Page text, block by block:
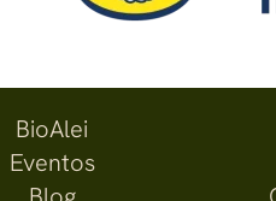
BioAlei
Eventos